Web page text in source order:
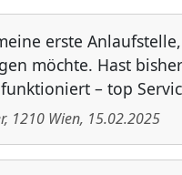
erste
möchte. Hast
– top
, 1210 Wien, 15.02.2025